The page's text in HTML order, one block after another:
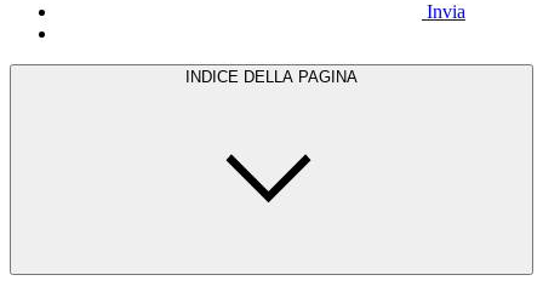
Invia
INDICE DELLA PAGINA